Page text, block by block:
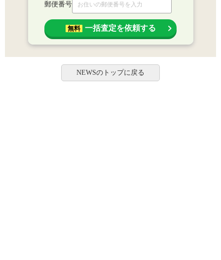
郵便番号
無料 一括査定を依頼する
NEWSのトップに戻る